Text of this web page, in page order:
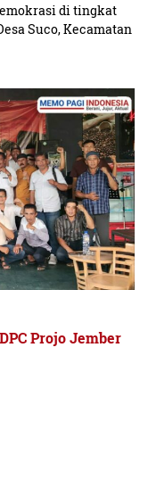
di tingkat
Suco, Kecamatan
Projo Jember